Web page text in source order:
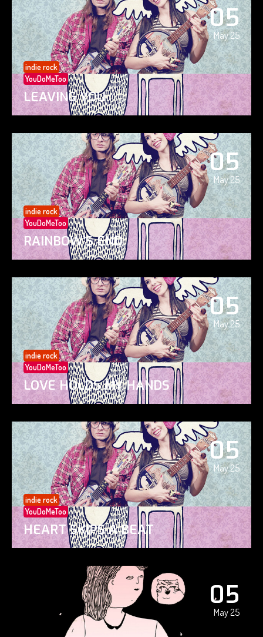
05
May 25
indie rock
YouDoMeToo
LEAVING YOU
05
May 25
indie rock
YouDoMeToo
RAINBOW’S END
05
May 25
indie rock
YouDoMeToo
LOVE HOLDS MY HANDS
05
May 25
indie rock
YouDoMeToo
HEART SKIPS A BEAT
05
May 25